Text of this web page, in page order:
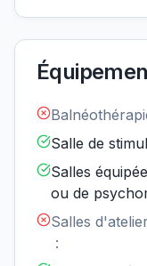
Salle de
Salles
ou de
Salles
: